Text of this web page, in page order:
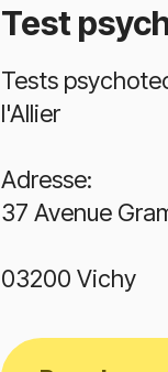
Test
Tests
l'Allier
Adresse:
37 Avenue
03200 Vichy